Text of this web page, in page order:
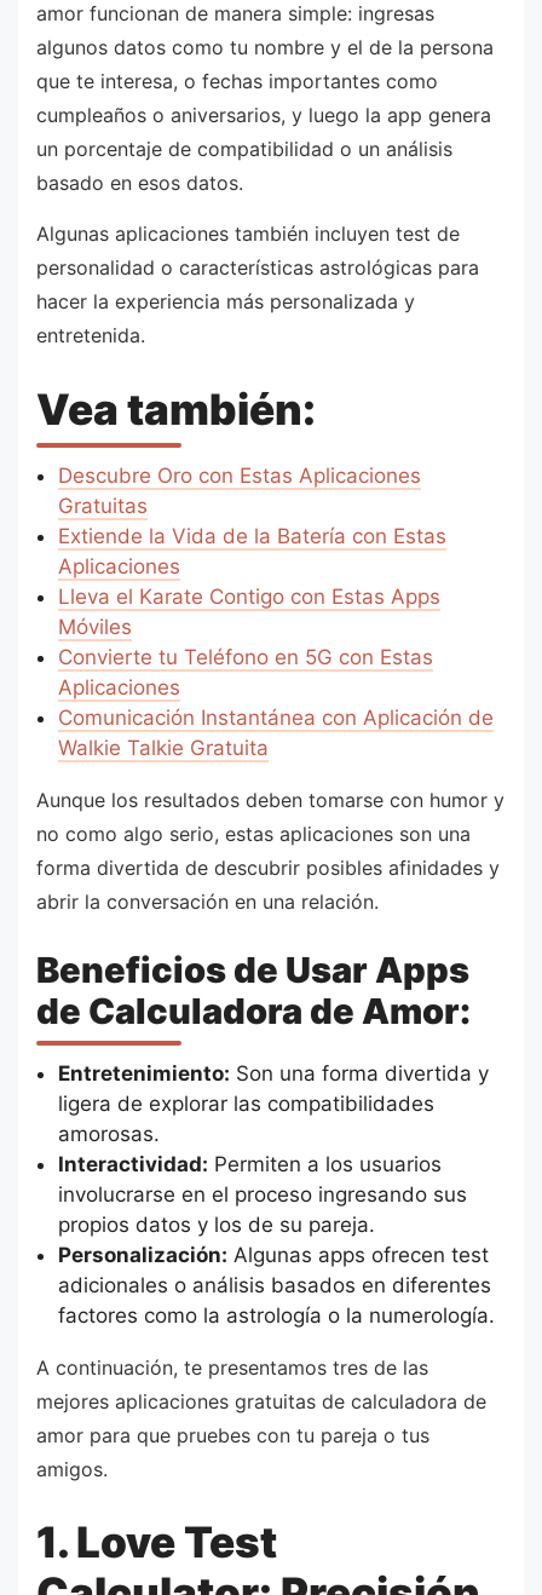
amor funcionan de manera simple: ingresas
algunos datos como tu nombre y el de la persona
que te interesa, o fechas importantes como
cumpleaños o aniversarios, y luego la app genera
un porcentaje de compatibilidad o un análisis
basado en esos datos.
Algunas aplicaciones también incluyen test de
personalidad o características astrológicas para
hacer la experiencia más personalizada y
entretenida.
Vea también:
Descubre Oro con Estas Aplicaciones
Gratuitas
Extiende la Vida de la Batería con Estas
Aplicaciones
Lleva el Karate Contigo con Estas Apps
Móviles
Convierte tu Teléfono en 5G con Estas
Aplicaciones
Comunicación Instantánea con Aplicación de
Walkie Talkie Gratuita
Aunque los resultados deben tomarse con humor y
no como algo serio, estas aplicaciones son una
forma divertida de descubrir posibles afinidades y
abrir la conversación en una relación.
Beneficios de Usar Apps
de Calculadora de Amor:
Entretenimiento: Son una forma divertida y
ligera de explorar las compatibilidades
amorosas.
Interactividad: Permiten a los usuarios
involucrarse en el proceso ingresando sus
propios datos y los de su pareja.
Personalización: Algunas apps ofrecen test
adicionales o análisis basados en diferentes
factores como la astrología o la numerología.
A continuación, te presentamos tres de las
mejores aplicaciones gratuitas de calculadora de
amor para que pruebes con tu pareja o tus
amigos.
1. Love Test